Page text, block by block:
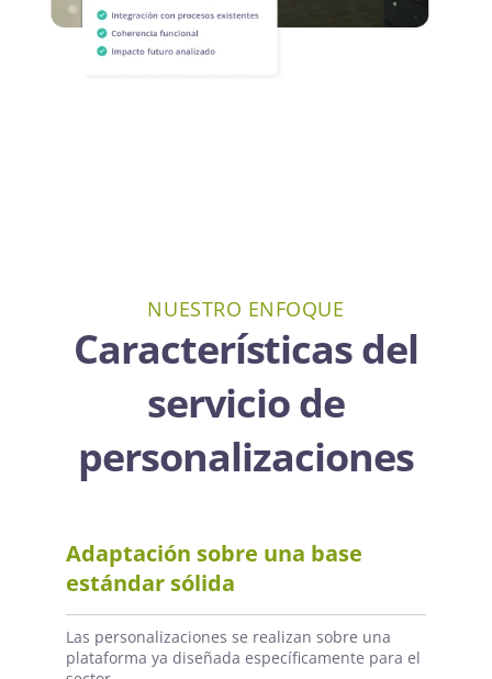
NUESTRO ENFOQUE
Características del
servicio de
personalizaciones
Adaptación sobre una base
estándar sólida
Las personalizaciones se realizan sobre una
plataforma ya diseñada específicamente para el